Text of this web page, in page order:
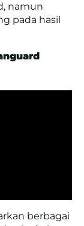
namun
pada hasil
berbagai